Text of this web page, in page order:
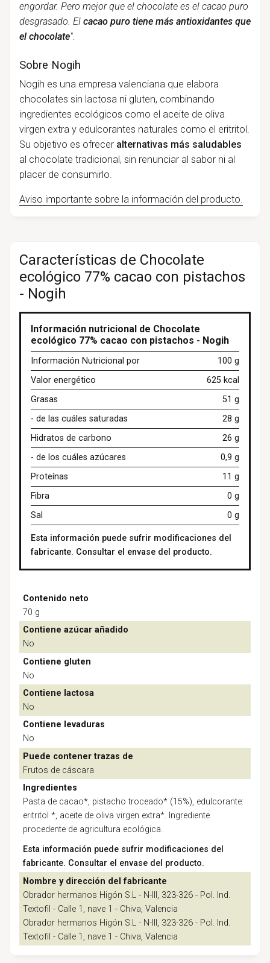
engordar. Pero mejor que el chocolate es el cacao puro
desgrasado. El cacao puro tiene más antioxidantes que
el chocolate".
Sobre Nogih
Nogih es una empresa valenciana que elabora
chocolates sin lactosa ni gluten, combinando
ingredientes ecológicos como el aceite de oliva
virgen extra y edulcorantes naturales como el eritritol.
Su objetivo es ofrecer alternativas más saludables
al chocolate tradicional, sin renunciar al sabor ni al
placer de consumirlo.
Aviso importante sobre la información del producto.
Características de Chocolate
ecológico 77% cacao con pistachos
- Nogih
Información nutricional de Chocolate
ecológico 77% cacao con pistachos - Nogih
Información Nutricional por
100 g
Valor energético
625 kcal
Grasas
51 g
- de las cuáles saturadas
28 g
Hidratos de carbono
26 g
- de los cuáles azúcares
0,9 g
Proteínas
11 g
Fibra
0 g
Sal
0 g
Esta información puede sufrir modificaciones del
fabricante. Consultar el envase del producto.
Contenido neto
70 g
Contiene azúcar añadido
No
Contiene gluten
No
Contiene lactosa
No
Contiene levaduras
No
Puede contener trazas de
Frutos de cáscara
Ingredientes
Pasta de cacao*, pistacho troceado* (15%), edulcorante:
eritritol *, aceite de oliva virgen extra*. Ingrediente
procedente de agricultura ecológica.
Esta información puede sufrir modificaciones del
fabricante. Consultar el envase del producto.
Nombre y dirección del fabricante
Obrador hermanos Higón S.L - N-III, 323-326 - Pol. Ind.
Textofil - Calle 1, nave 1 - Chiva, Valencia
Obrador hermanos Higón S.L - N-III, 323-326 - Pol. Ind.
Textofil - Calle 1, nave 1 - Chiva, Valencia